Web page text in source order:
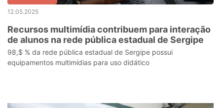
12.05.2025
Recursos multimídia contribuem para interação
de alunos na rede pública estadual de Sergipe
98,$ % da rede pública estadual de Sergipe possui
equipamentos multimídias para uso didático